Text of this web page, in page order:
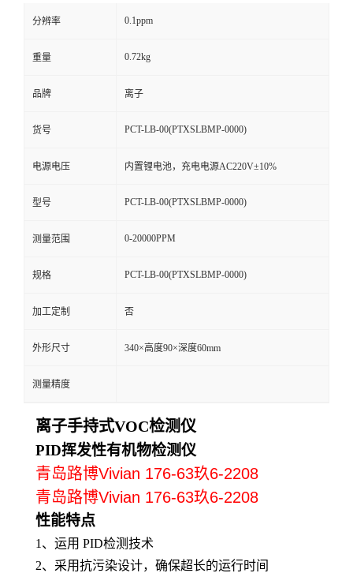
言
分辨率 0.1ppm
重量 0.72kg
品牌 离子
货号 PCT-LB-00(PTXSLBMP-0000)
电源电压 内置锂电池，充电电源AC220V±10%
型号 PCT-LB-00(PTXSLBMP-0000)
测量范围 0-20000PPM
规格 PCT-LB-00(PTXSLBMP-0000)
加工定制 否
外形尺寸 340×高度90×深度60mm
测量精度
离子手持式VOC检测仪
PID挥发性有机物检测仪
青岛路博Vivian 176-63玖6-2208
青岛路博Vivian 176-63玖6-2208
性能特点
1、运用 PID检测技术
2、采用抗污染设计，确保超长的运行时间